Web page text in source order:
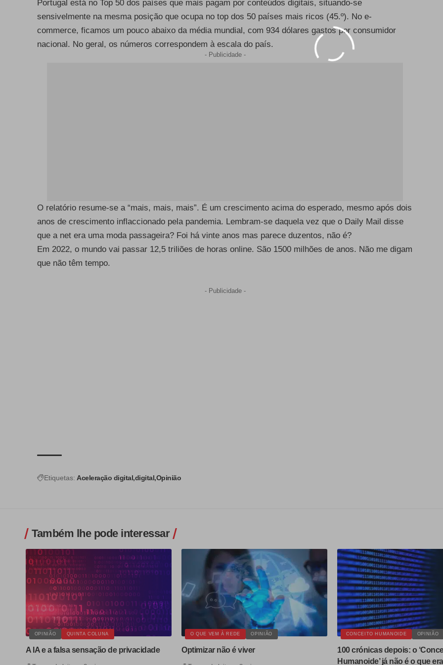
Portugal está no Top 50 dos países que mais pagam por conteúdos digitais, situando-se
sensivelmente na mesma posição que ocupa no top dos 50 países mais ricos (45.º). No e-
commerce, ficamos um pouco abaixo da média mundial, com 934 dólares gastos por consumidor
nacional. No geral, os números correspondem à escala do país.
- Publicidade -
O relatório resume-se a “mais, mais, mais”. É um crescimento acima do esperado, mesmo após dois
anos de crescimento inflaccionado pela pandemia. Lembram-se daquela vez que o Daily Mail disse
que a net era uma moda passageira? Foi há vinte anos mas parece duzentos, não é?
Em 2022, o mundo vai passar 12,5 triliões de horas online. São 1500 milhões de anos. Não me digam
que não têm tempo.
- Publicidade -
Etiquetas: Aceleração digital digital Opinião
Também lhe pode interessar
OPINIÃO QUINTA COLUNA
A IA e a falsa sensação de privacidade
O QUE VEM À REDE OPINIÃO
Optimizar não é viver
CONCEITO HUMANOIDE OPINIÃO
100 crónicas depois: o
Humanoide’ já não é o que era
Receba a newsletter da